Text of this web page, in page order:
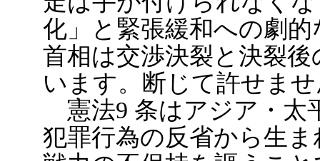
化」と緊張緩和への劇
首相は交渉決裂と決裂
います。断じて許せま
憲法9 条はアジア・太
犯罪行為の反省から生